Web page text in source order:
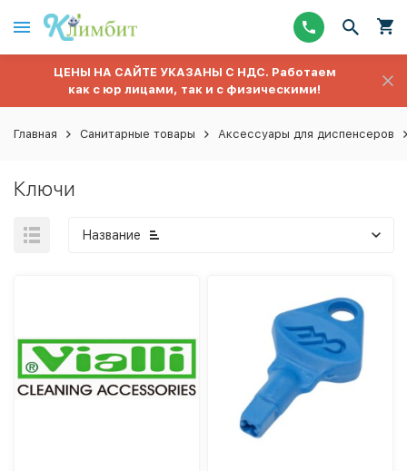
ЦЕНЫ НА САЙТЕ УКАЗАНЫ С НДС. Работаем
как с юр лицами, так и с физическими!
Главная Санитарные товары Аксессуары для диспенсеров
Ключи
Название